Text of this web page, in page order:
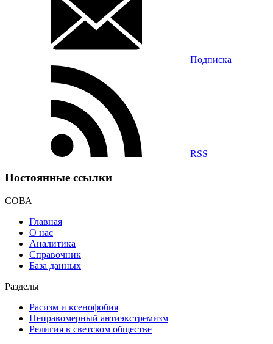
Подписка
RSS
Постоянные ссылки
СОВА
Главная
О нас
Аналитика
Справочник
База данных
Разделы
Расизм и ксенофобия
Неправомерный антиэкстремизм
Религия в светском обществе